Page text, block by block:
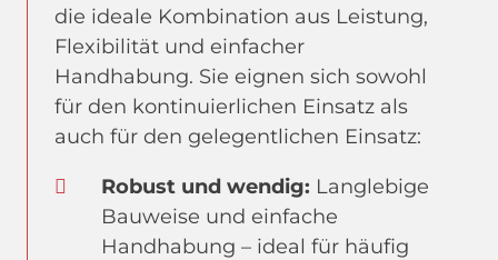
die ideale Kombination aus Leistung,
Flexibilität und einfacher
Handhabung. Sie eignen sich sowohl
für den kontinuierlichen Einsatz als
auch für den gelegentlichen Einsatz:
Robust und wendig: Langlebige
Bauweise und einfache
Handhabung – ideal für häufig